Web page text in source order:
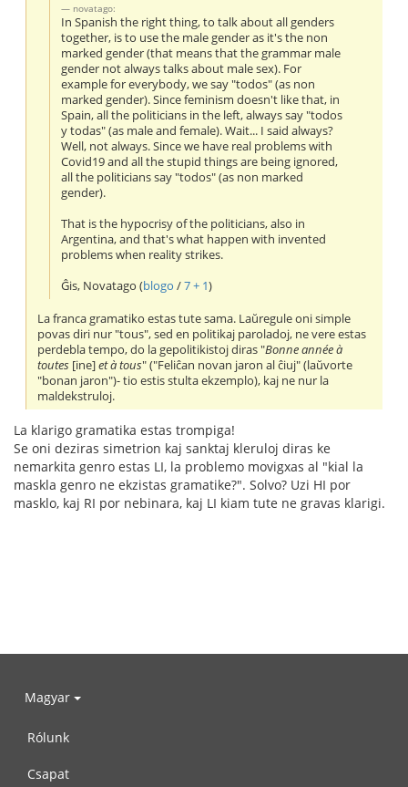
novatago:
In Spanish the right thing, to talk about all genders
together, is to use the male gender as it's the non
marked gender (that means that the grammar male
gender not always talks about male sex). For
example for everybody, we say "todos" (as non
marked gender). Since feminism doesn't like that, in
Spain, all the politicians in the left, always say "todos
y todas" (as male and female). Wait... I said always?
Well, not always. Since we have real problems with
Covid19 and all the stupid things are being ignored,
all the politicians say "todos" (as non marked
gender).
That is the hypocrisy of the politicians, also in
Argentina, and that's what happen with invented
problems when reality strikes.
Ĝis, Novatago (blogo /7 + 1)
La franca gramatiko estas tute sama. Laŭregule oni simple
povas diri nur "tous", sed en politikaj paroladoj, ne vere estas
perdebla tempo, do la gepolitikistoj diras "Bonne année à
toutes [ine]et à tous" ("Feliĉan novan jaron al ĉiuj" (laŭvorte
"bonan jaron")- tio estis stulta ekzemplo), kaj ne nur la
maldekstruloj.
La klarigo gramatika estas trompiga!
Se oni deziras simetrion kaj sanktaj kleruloj diras ke
nemarkita genro estas LI, la problemo movigxas al "kial la
maskla genro ne ekzistas gramatike?". Solvo? Uzi HI por
masklo, kaj RI por nebinara, kaj LI kiam tute ne gravas klarigi.
Magyar
Rólunk
Csapat